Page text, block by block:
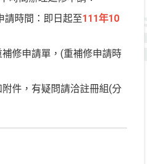
請時間：即日起至111年10
修申請單，(重補修申請時
件，有疑問請洽註冊組(分